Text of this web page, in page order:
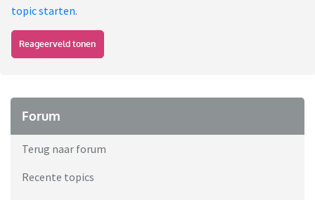
topic starten.
Reageerveld tonen
Forum
Terug naar forum
Recente topics